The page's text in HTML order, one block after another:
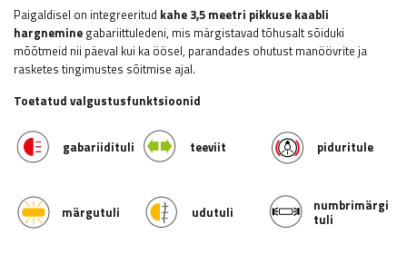
Paigaldisel on integreeritud kahe 3,5 meetri pikkuse kaabli
hargnemine gabariittuledeni, mis märgistavad tõhusalt sõiduki
mõõtmeid nii päeval kui ka öösel, parandades ohutust manöövrite ja
rasketes tingimustes sõitmise ajal.
Toetatud valgustusfunktsioonid
gabariidituli teeviit piduritule
märgutuli udutuli
numbrimärgi
tuli